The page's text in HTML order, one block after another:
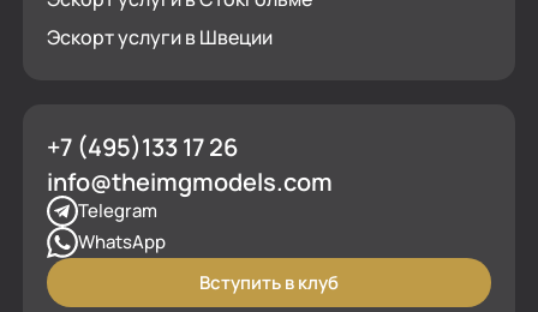
Эскорт услуги в Швеции
+7 (495)133 17 26
info@theimgmodels.com
Telegram
WhatsApp
Вступить в клуб